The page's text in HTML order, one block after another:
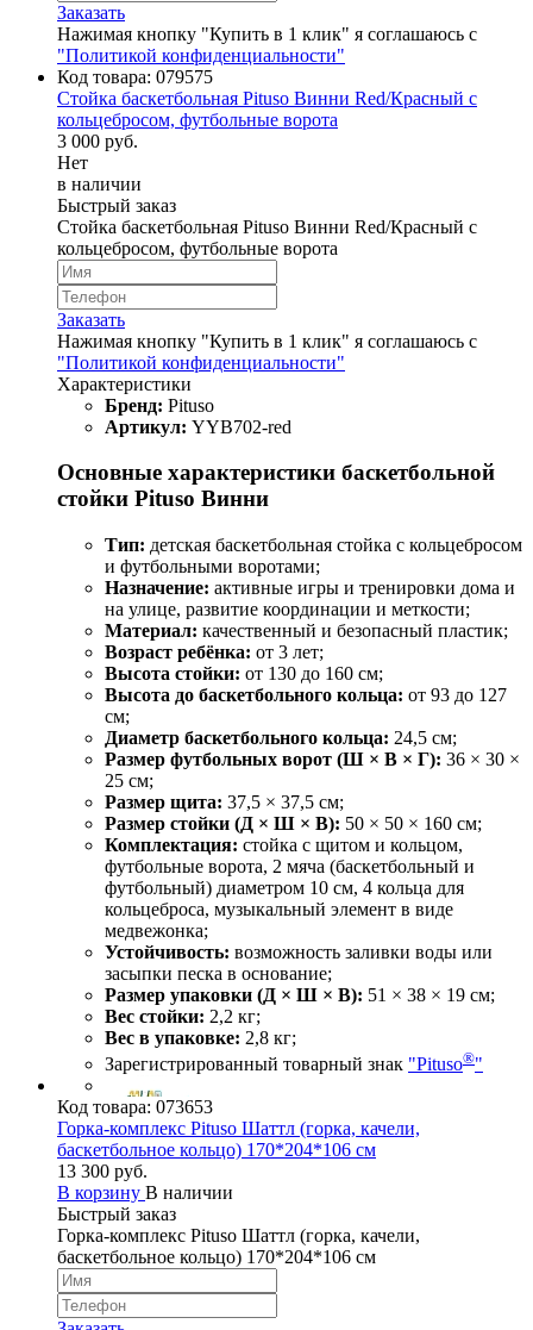
Заказать
Нажимая кнопку "Купить в 1 клик" я соглашаюсь с
"Политикой конфиденциальности"
Код товара: 079575
Стойка баскетбольная Pituso Винни Red/Красный с
кольцебросом, футбольные ворота
3 000 руб.
Нет
в наличии
Быстрый заказ
Стойка баскетбольная Pituso Винни Red/Красный с
кольцебросом, футбольные ворота
Заказать
Нажимая кнопку "Купить в 1 клик" я соглашаюсь с
"Политикой конфиденциальности"
Характеристики
Бренд: Pituso
Артикул: YYB702-red
Основные характеристики баскетбольной
стойки Pituso Винни
Тип: детская баскетбольная стойка с кольцебросом
и футбольными воротами;
Назначение: активные игры и тренировки дома и
на улице, развитие координации и меткости;
Материал: качественный и безопасный пластик;
Возраст ребёнка: от 3 лет;
Высота стойки: от 130 до 160 см;
Высота до баскетбольного кольца: от 93 до 127
см;
Диаметр баскетбольного кольца: 24,5 см;
Размер футбольных ворот (Ш × В × Г): 36 × 30 ×
25 см;
Размер щита: 37,5 × 37,5 см;
Размер стойки (Д × Ш × В): 50 × 50 × 160 см;
Комплектация: стойка с щитом и кольцом,
футбольные ворота, 2 мяча (баскетбольный и
футбольный) диаметром 10 см, 4 кольца для
кольцеброса, музыкальный элемент в виде
медвежонка;
Устойчивость: возможность заливки воды или
засыпки песка в основание;
Размер упаковки (Д × Ш × В): 51 × 38 × 19 см;
Вес стойки: 2,2 кг;
Вес в упаковке: 2,8 кг;
Зарегистрированный товарный знак "Pituso®"
Код товара: 073653
Горка-комплекс Pituso Шаттл (горка, качели,
баскетбольное кольцо) 170*204*106 см
13 300 руб.
В корзину В наличии
Быстрый заказ
Горка-комплекс Pituso Шаттл (горка, качели,
баскетбольное кольцо) 170*204*106 см